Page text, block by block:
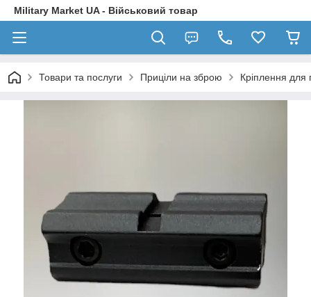
Military Market UA - Військовий товар
Товари та послуги Приціли на зброю Кріплення для